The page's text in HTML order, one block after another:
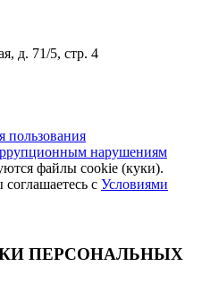
д. 71/5, стр. 4
пользования
нарушениям
файлы cookie (куки).
соглашаетесь с Условиями
ПЕРСОНАЛЬНЫХ